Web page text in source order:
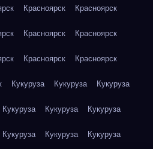
Красноярск Красноярск
Красноярск Красноярск
Красноярск Красноярск
Кукуруза Кукуруза Кукуруза
Кукуруза Кукуруза Кукуруза
Кукуруза Кукуруза Кукуруза